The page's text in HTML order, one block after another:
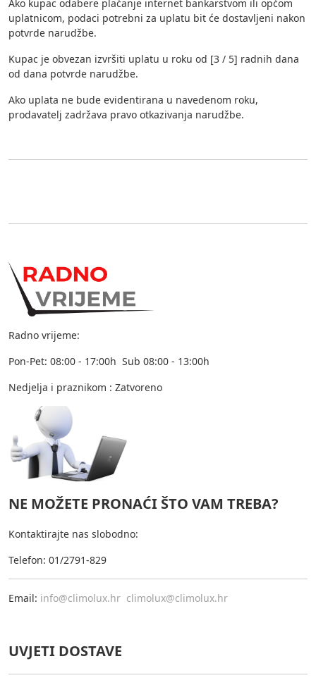
Ako kupac odabere plaćanje internet bankarstvom ili općom
uplatnicom, podaci potrebni za uplatu bit će dostavljeni nakon
potvrde narudžbe.
Kupac je obvezan izvršiti uplatu u roku od [3 / 5] radnih dana
od dana potvrde narudžbe.
Ako uplata ne bude evidentirana u navedenom roku,
prodavatelj zadržava pravo otkazivanja narudžbe.
Radno vrijeme:
Pon-Pet: 08:00 - 17:00h Sub 08:00 - 13:00h
Nedjelja i praznikom : Zatvoreno
NE MOŽETE PRONAĆI ŠTO VAM TREBA?
Kontaktirajte nas slobodno:
Telefon: 01/2791-829
Email: info@climolux.hr climolux@climolux.hr
UVJETI DOSTAVE